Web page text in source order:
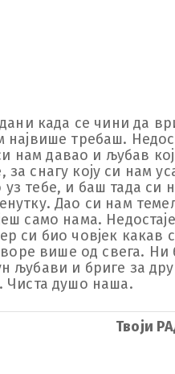
када се чини да
требаш.
нам давао и љубав
снагу коју си нам
тебе, и баш тада си
Дао си нам
само нама.
си био човјек какав
више од свега. Ни
љубави и бриге за
Чиста душо наша.
Твоји